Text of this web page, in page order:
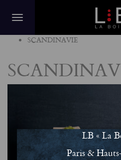
SCANDINAVIE
LB « La
Paris &